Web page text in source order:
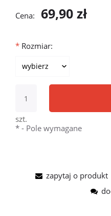
Cena: 69,90 zł
* Rozmiar:
szt.
* - Pole wymagane
zapytaj o produkt